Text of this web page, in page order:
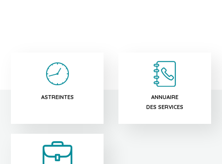
ASTREINTES
ANNUAIRE
DES SERVICES